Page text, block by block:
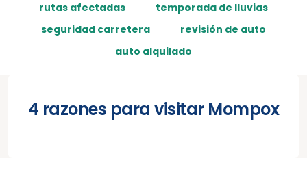
rutas afectadas
temporada de lluvias
seguridad carretera
revisión de auto
auto alquilado
4 razones para visitar Mompox